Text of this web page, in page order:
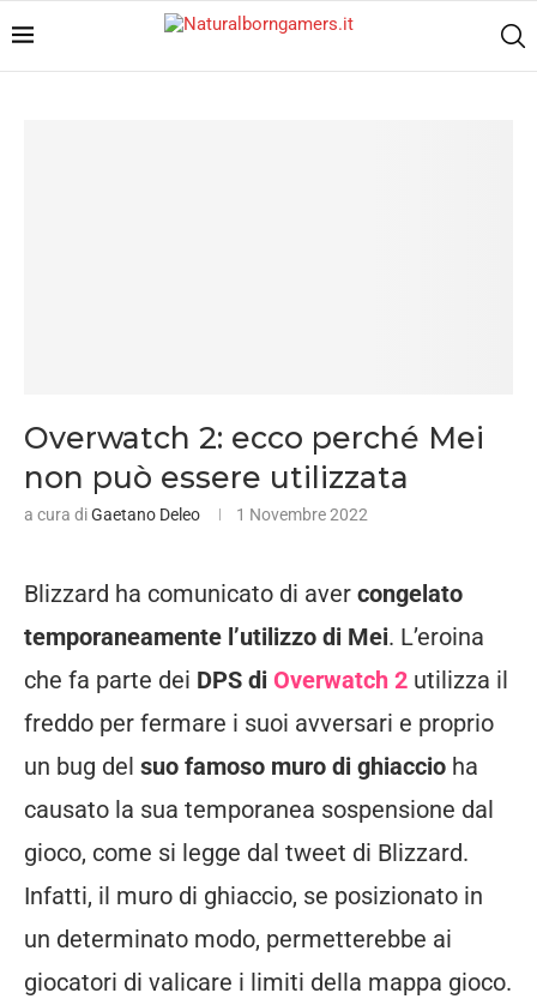
Overwatch 2: ecco perché Mei
non può essere utilizzata
a cura diGaetano Deleo 1 Novembre 2022
Blizzard ha comunicato di aver congelato
temporaneamente l’utilizzo di Mei. L’eroina
che fa parte dei DPS di Overwatch 2 utilizza il
freddo per fermare i suoi avversari e proprio
un bug del suo famoso muro di ghiaccio ha
causato la sua temporanea sospensione dal
gioco, come si legge dal tweet di Blizzard.
Infatti, il muro di ghiaccio, se posizionato in
un determinato modo, permetterebbe ai
giocatori di valicare i limiti della mappa gioco.